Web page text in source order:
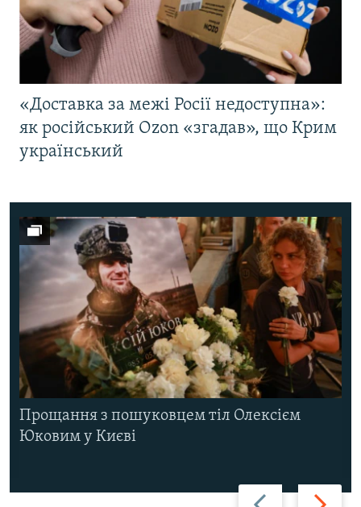
«Доставка за межі Росії недоступна»:
як російський Ozon «згадав», що Крим
український
Назад Вперед
Прощання з пошуковцем тіл Олексієм
Юковим у Києві